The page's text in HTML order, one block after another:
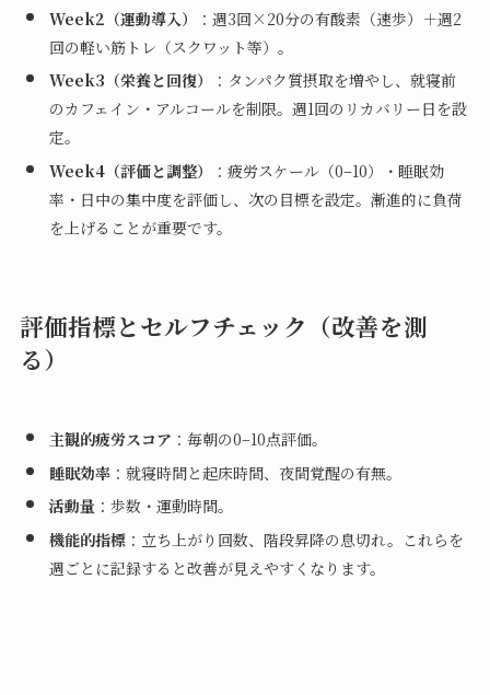
Week2（運動導入）
：週3回×20分の有酸素（速歩）＋週2
回の軽い筋トレ（スクワット等）。
Week3（栄養と回復）
：タンパク質摂取を増やし、就寝前
のカフェイン・アルコールを制限。週1回のリカバリー日を設
定。
Week4（評価と調整）
：疲労スケール（0–10）・睡眠効
率・日中の集中度を評価し、次の目標を設定。漸進的に負荷
を上げることが重要です。
評価指標とセルフチェック（改善を測
る）
主観的疲労スコア ：毎朝の0–10点評価。
睡眠効率：就寝時間と起床時間、夜間覚醒の有無。
活動量：歩数・運動時間。
機能的指標：立ち上がり回数、階段昇降の息切れ。これらを
週ごとに記録すると改善が見えやすくなります。